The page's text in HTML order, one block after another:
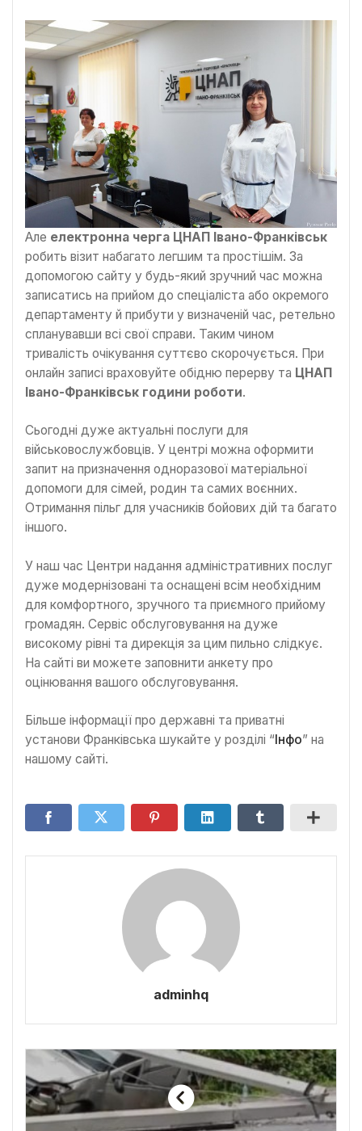
Але електронна черга ЦНАП Івано-Франківськ
робить візит набагато легшим та простішім. За
допомогою сайту у будь-який зручний час можна
записатись на прийом до спеціаліста або окремого
департаменту й прибути у визначеній час, ретельно
спланувавши всі свої справи. Таким чином
тривалість очікування суттєво скорочується. При
онлайн записі враховуйте обідню перерву та ЦНАП
Івано-Франківськ години роботи.
Сьогодні дуже актуальні послуги для
військовослужбовців. У центрі можна оформити
запит на призначення одноразової матеріальної
допомоги для сімей, родин та самих воєнних.
Отримання пільг для учасників бойових дій та багато
іншого.
У наш час Центри надання адміністративних послуг
дуже модернізовані та оснащені всім необхідним
для комфортного, зручного та приємного прийому
громадян. Сервіс обслуговування на дуже
високому рівні та дирекція за цим пильно слідкує.
На сайті ви можете заповнити анкету про
оцінювання вашого обслуговування.
Більше інформації про державні та приватні
установи Франківська шукайте у розділі “Інфо” на
нашому сайті.
adminhq